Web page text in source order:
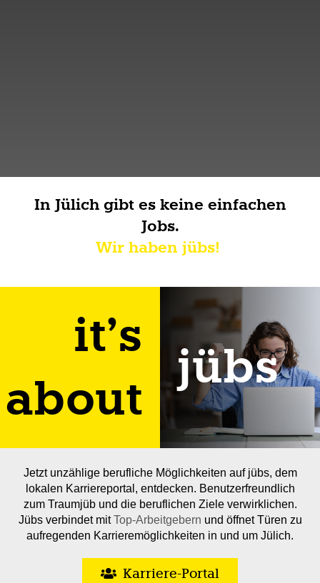
In Jülich gibt es keine einfachen
Jobs.
Wir haben jübs!
it’s
about
jübs
Jetzt unzählige berufliche Möglichkeiten auf jübs, dem
lokalen Karriereportal, entdecken. Benutzerfreundlich
zum Traumjüb und die beruflichen Ziele verwirklichen.
Jübs verbindet mitTop-Arbeitgebern und öffnet Türen zu
aufregenden Karrieremöglichkeiten in und um Jülich.
Karriere-Portal